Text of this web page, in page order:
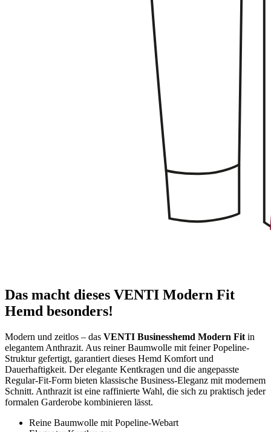
Das macht dieses VENTI Modern Fit
Hemd besonders!
Modern und zeitlos – das VENTI Businesshemd Modern Fit in
elegantem Anthrazit. Aus reiner Baumwolle mit feiner Popeline-
Struktur gefertigt, garantiert dieses Hemd Komfort und
Dauerhaftigkeit. Der elegante Kentkragen und die angepasste
Regular-Fit-Form bieten klassische Business-Eleganz mit modernem
Schnitt. Anthrazit ist eine raffinierte Wahl, die sich zu praktisch jeder
formalen Garderobe kombinieren lässt.
Reine Baumwolle mit Popeline-Webart